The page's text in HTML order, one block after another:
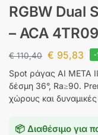
RGBW Dual
– ACA
€110,40 € 95,83 -
Spot ράγας AI META
δέσμη 36°, Ra≥90.
χώρους και
📦 Διαθέσιμο για